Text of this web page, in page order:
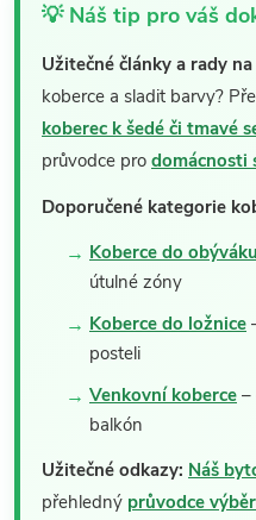
💡 Náš tip pro váš
Užitečné články a rady
koberce a sladit barvy?
koberec k šedé či tmavé
průvodce pro domácnosti
Doporučené kategorie
Koberce do obýváku
útulné zóny
Koberce do ložnice
posteli
Venkovní koberce –
balkón
Užitečné odkazy: Náš
přehledný průvodce